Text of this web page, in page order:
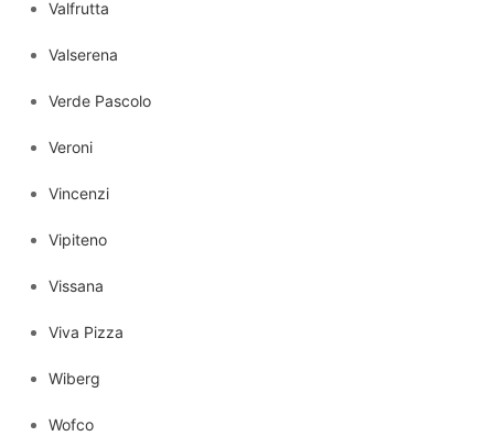
Valfrutta
Valserena
Verde Pascolo
Veroni
Vincenzi
Vipiteno
Vissana
Viva Pizza
Wiberg
Wofco